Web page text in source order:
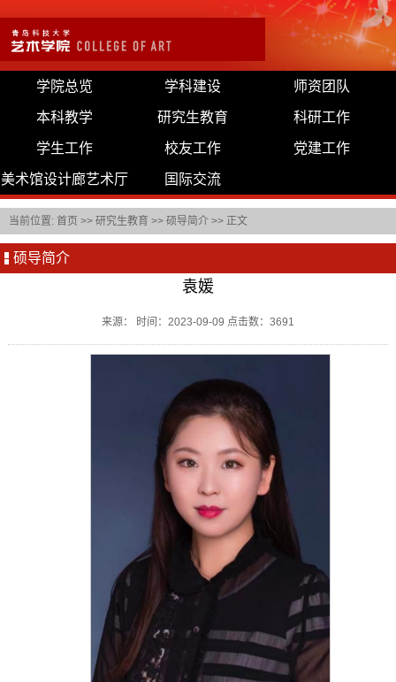
学院总览 学科建设 师资团队
本科教学 研究生教育 科研工作
学生工作 校友工作 党建工作
美术馆设计廊艺术厅 国际交流
当前位置: 首页 >> 研究生教育 >> 硕导简介 >> 正文
硕导简介
袁媛
来源： 时间：2023-09-09 点击数： 3691